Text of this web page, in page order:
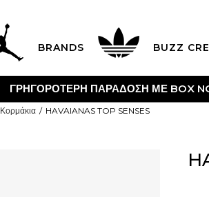
BRANDS BUZZ
ΓΡΗΓΟΡΟΤΕΡΗ ΠΑΡΑΔΟΣΗ ΜΕ BOX
Κορμάκια HAVAIANAS TOP SENSES